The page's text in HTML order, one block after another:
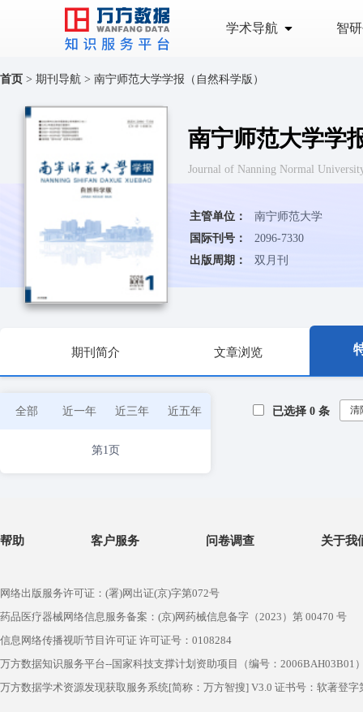
学术导航 智
首页 > 期刊导航 > 南宁师范大学学报（自然科学版）
南宁师范大学学
Journal of Nanning Normal
主管单位：
南宁师范大学
国际刊号：
2096-7330
出版周期：
双月刊
期刊简介 文章浏览
全部 近一年 近三年 近五年
第1页
已选择 0 条 清
帮助 客户服务 问卷调查 关于我
网络出版服务许可证：(署)网出证(京)字第072号
药品医疗器械网络信息服务备案：(京)网药械信息备字（2023）第 00470 号
信息网络传播视听节目许可证 许可证号：0108284
万方数据知识服务平台--国家科技支撑计划资助项目（编号：2006BAH03B01
万方数据学术资源发现获取服务系统[简称：万方智搜] V3.0 证书号：软著登字